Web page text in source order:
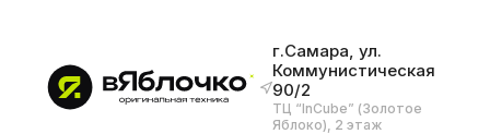
г.Самара, ул.
Коммунистическая
90/2
ТЦ “InCube” (Золотое
Яблоко), 2 этаж
Все разделы каталога